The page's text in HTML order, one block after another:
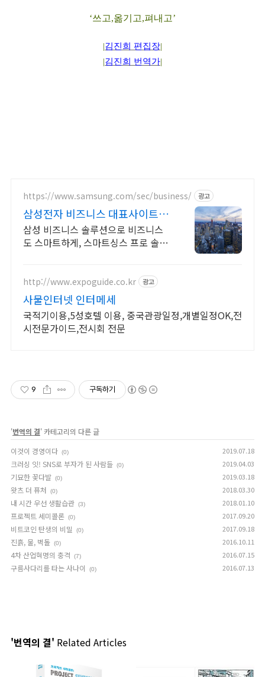
‘쓰고,옮기고,펴내고’
|김진희 편집장|
|김진희 번역가|
https://www.samsung.com/sec/business/ 광고
삼성전자 비즈니스 대표사이트 본
사 공식 운영 견적문의
삼성 비즈니스 솔루션으로 비즈니스
도 스마트하게, 스마트싱스 프로 솔루
http://www.expoguide.co.kr 광고
사물인터넷 인터메세
국적기이용,5성호텔 이용, 중국관광일정,개별일정OK,전
시전문가이드,전시회 전문
9 구독하기
'번역의 결' 카테고리의 다른 글
이것이 경영이다 (0) 2019.07.18
크러싱 잇! SNS로 부자가 된 사람들 (0) 2019.04.03
기묘한 꽃다발 (0) 2019.03.18
왓츠 더 퓨처 (0) 2018.03.30
내 시간 우선 생활습관 (3) 2018.01.10
프로젝트 세미콜론 (0) 2017.09.20
비트코인 탄생의 비밀 (0) 2017.09.18
진흙, 물, 벽돌 (0) 2016.10.11
4차 산업혁명의 충격 (7) 2016.07.15
구름사다리를 타는 사나이 (0) 2016.07.13
'번역의 결' Related Articles